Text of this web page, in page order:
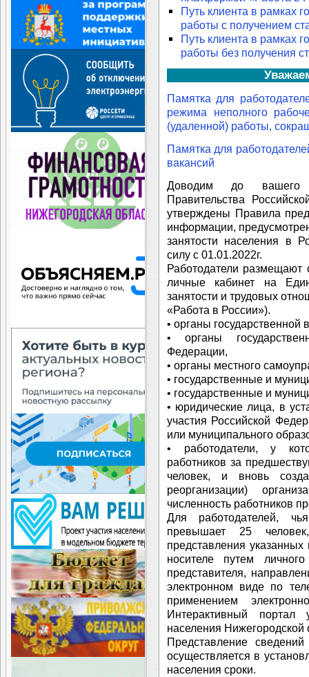
Путь клиента в рамках
работы c получением
Путь клиента в рамках
работы без получения
Памятка для
режима неполного
(удаленной) работы,
Памятка для
вакансий
Доводим до вашего
Правительства
утверждены Правила
информации,
занятости населения в
силу с 01.01.2022г.
Работодатели
личные кабинет на
занятости и трудовых
«Работа в России»).
• органы государственной
• органы
Федерации,
• органы местного
• государственные и
• государственные и
• юридические лица, в
участия Российской
или муниципального
• работодатели, у
работников за
человек, и вновь
реорганизации)
численность работников
Для работодателей,
превышает 25
представления
носителе путем
представителя,
электронном виде по
применением
Интерактивный
населения Нижегородской
Представление
осуществляется в
населения сроки.